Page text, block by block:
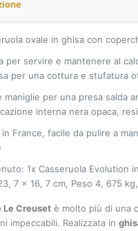
ovale in ghisa con
per servire e mantenere al
per una cottura e stufatura
maniglie per una presa salda
interna nera opaca,
in France, facile da pulire a
1x Casseruola Evolution
7 x 16, 7 cm, Peso 4, 675
Creusetè molto più di una
impeccabili. Realizzata in